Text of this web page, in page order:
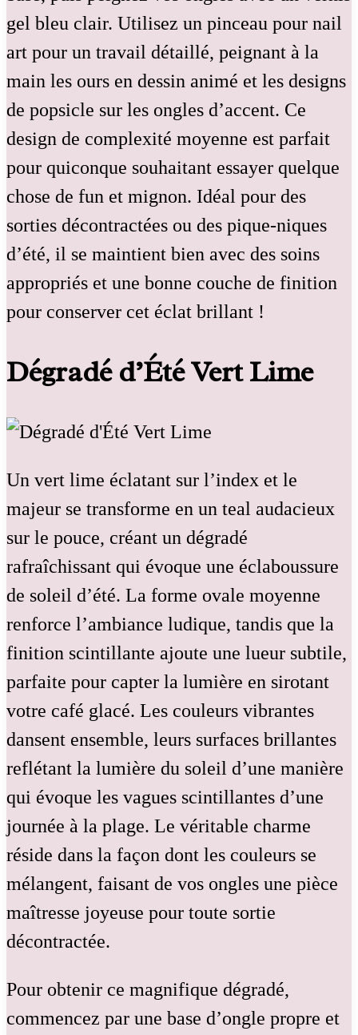
gel bleu clair. Utilisez un pinceau pour nail
art pour un travail détaillé, peignant à la
main les ours en dessin animé et les designs
de popsicle sur les ongles d’accent. Ce
design de complexité moyenne est parfait
pour quiconque souhaitant essayer quelque
chose de fun et mignon. Idéal pour des
sorties décontractées ou des pique-niques
d’été, il se maintient bien avec des soins
appropriés et une bonne couche de finition
pour conserver cet éclat brillant !
Dégradé d’Été Vert Lime
Un vert lime éclatant sur l’index et le
majeur se transforme en un teal audacieux
sur le pouce, créant un dégradé
rafraîchissant qui évoque une éclaboussure
de soleil d’été. La forme ovale moyenne
renforce l’ambiance ludique, tandis que la
finition scintillante ajoute une lueur subtile,
parfaite pour capter la lumière en sirotant
votre café glacé. Les couleurs vibrantes
dansent ensemble, leurs surfaces brillantes
reflétant la lumière du soleil d’une manière
qui évoque les vagues scintillantes d’une
journée à la plage. Le véritable charme
réside dans la façon dont les couleurs se
mélangent, faisant de vos ongles une pièce
maîtresse joyeuse pour toute sortie
décontractée.
Pour obtenir ce magnifique dégradé,
commencez par une base d’ongle propre et